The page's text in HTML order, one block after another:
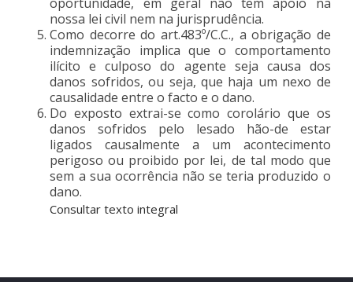
nossa lei civil nem na jurisprudência.
Como decorre do art.483º/C.C., a obrigação de
indemnização implica que o comportamento
ilícito e culposo do agente seja causa dos
danos sofridos, ou seja, que haja um nexo de
causalidade entre o facto e o dano.
Do exposto extrai-se como corolário que os
danos sofridos pelo lesado hão-de estar
ligados causalmente a um acontecimento
perigoso ou proibido por lei, de tal modo que
sem a sua ocorrência não se teria produzido o
dano.
Consultar texto integral